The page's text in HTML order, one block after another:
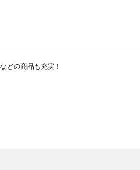
などの商品も充実！